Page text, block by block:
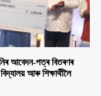
আবেদন-পত্ৰ বিতৰণৰ
আৰু শিক্ষাৰ্থীলৈ